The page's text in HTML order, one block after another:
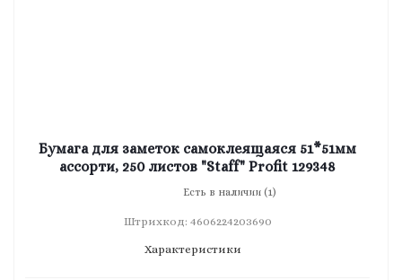
Бумага для заметок самоклеящаяся 51*51мм
ассорти, 250 листов "Staff" Profit 129348
Есть в наличии (1)
Штрихкод: 4606224203690
Характеристики